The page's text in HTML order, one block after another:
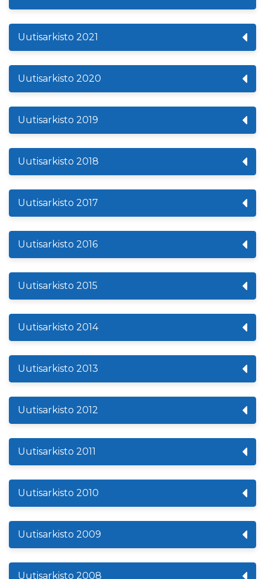
Uutisarkisto 2021
Uutisarkisto 2020
Uutisarkisto 2019
Uutisarkisto 2018
Uutisarkisto 2017
Uutisarkisto 2016
Uutisarkisto 2015
Uutisarkisto 2014
Uutisarkisto 2013
Uutisarkisto 2012
Uutisarkisto 2011
Uutisarkisto 2010
Uutisarkisto 2009
Uutisarkisto 2008